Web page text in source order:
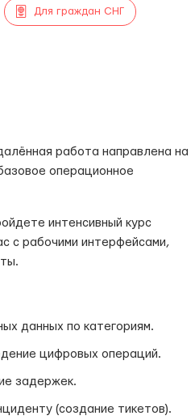
Для граждан СНГ
работа направлена на
операционное
интенсивный курс
с рабочими интерфейсами,
данных по категориям.
цифровых операций.
задержек.
(создание тикетов).